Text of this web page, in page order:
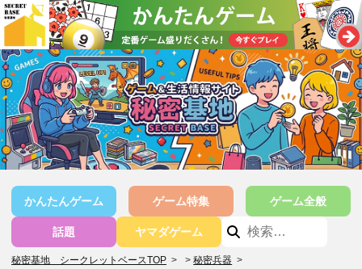
かんたんゲーム ゲーム特集 ゲーム全般
話題 ヤマダゲーム
秘密基地 シークレットベースTOP > 秘密兵器 >